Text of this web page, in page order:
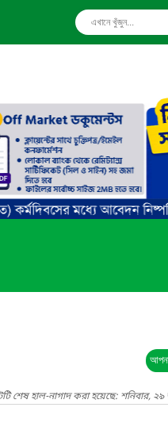
শেষ হাল-নাগাদ করা হয়েছে: শনিবার,